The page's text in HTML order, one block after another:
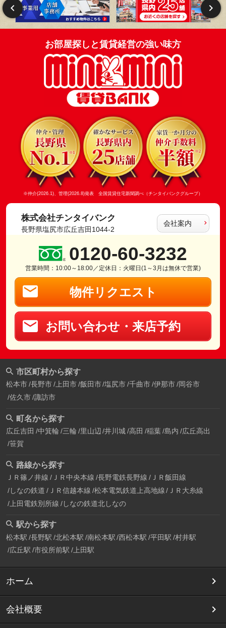
お部屋探しと賃貸経営の強い味方
※仲介(2026.1)、管理(2026.8)発表 全国賃貸住宅新聞調べ（チンタイバンクグループ）
株式会社チンタイバンク
長野県塩尻市広丘吉田1044-2
会社案内
0120-60-3232
営業時間：10:00～18:00／定休日：火曜日(1～3月は無休で営業)
物件リクエスト
お問い合わせ・来店予約
市区町村から探す
松本市 長野市 上田市 飯田市 塩尻市 千曲市 伊那市 岡谷市
佐久市 諏訪市
町名から探す
広丘吉田 中箕輪 三輪 里山辺 井川城 高田 稲葉 島内 広丘高出
笹賀
路線から探す
ＪＲ篠ノ井線 ＪＲ中央本線 長野電鉄長野線 ＪＲ飯田線
しなの鉄道 ＪＲ信越本線 松本電気鉄道上高地線
ＪＲ大糸線
上田電鉄別所線 しなの鉄道北しなの
駅から探す
松本駅 長野駅 北松本駅 南松本駅 西松本駅 平田駅 村井駅
広丘駅 市役所前駅 上田駅
ホーム
会社概要